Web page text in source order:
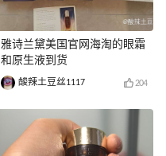
雅诗兰黛美国官网海淘的眼霜
和原生液到货
酸辣土豆丝1117 204